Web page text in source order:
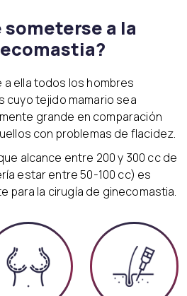
a la
ella todos los hombres
cuyo tejido mamario sea
grande en comparación
con problemas de flacidez.
alcance entre 200 y 300 cc de
estar entre 50-100 cc) es
para la cirugía de ginecomastia.